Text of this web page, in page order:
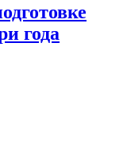
года